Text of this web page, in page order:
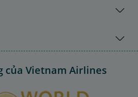
của Vietnam Airlines